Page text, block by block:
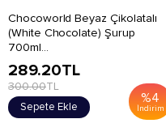
Chocoworld Beyaz Çikolatalı
(White Chocolate) Şurup
700ml...
%4
İndirim
289.20TL
300.00TL
Sepete Ekle